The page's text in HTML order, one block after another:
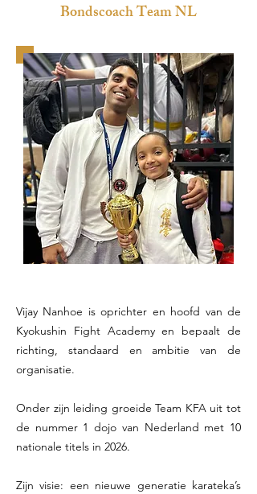
Bondscoach Team NL
Vijay Nanhoe is oprichter en hoofd van de
Kyokushin Fight Academy en bepaalt de
richting, standaard en ambitie van de
organisatie.
Onder zijn leiding groeide Team KFA uit tot
de nummer 1 dojo van Nederland met 10
nationale titels in 2026.
Zijn visie: een nieuwe generatie karateka’s